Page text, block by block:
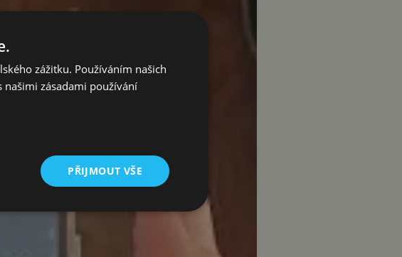
zážitku. Používáním našich
zásadami používání
PŘIJMOUT VŠE